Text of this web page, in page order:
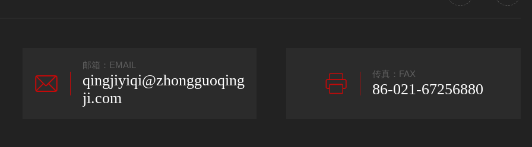
邮箱：EMAIL
qingjiyiqi@zhongguoqing
ji.com
传真：FAX
86-021-67256880